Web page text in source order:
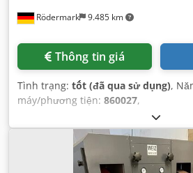
Rödermark 9.485 km
Thông tin giá
Tình trạng: tốt (đã qua sử dụng),
máy/phương tiện: 860027,